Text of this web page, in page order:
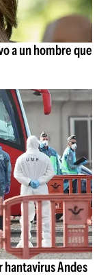
a un hombre que
Andes